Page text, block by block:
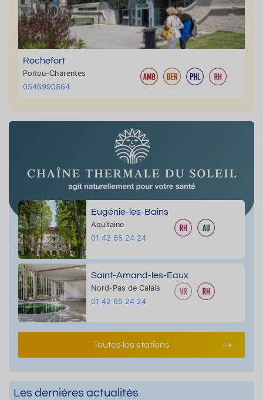
Rochefort
Poitou-Charentes
0546990864
Eugénie-les-Bains
Aquitaine
01 42 65 24 24
Saint-Amand-les-Eaux
Nord-Pas de Calais
01 42 65 24 24
Toutes les stations
Les dernières actualités